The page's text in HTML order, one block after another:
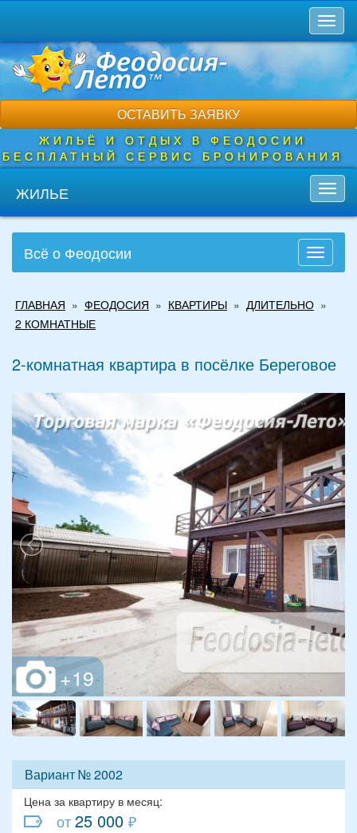
основному
содержанию
ОСТАВИТЬ ЗАЯВКУ
ЖИЛЬЁ И ОТДЫХ В ФЕОДОСИИ
БЕСПЛАТНЫЙ СЕРВИС БРОНИРОВАНИЯ
ЖИЛЬЕ
Toggle
Всё о Феодосии
здесь
ГЛАВНАЯ » ФЕОДОСИЯ » КВАРТИРЫ » ДЛИТЕЛЬНО »
2 КОМНАТНЫЕ
2-комнатная квартира в посёлке Береговое
Вариант № 2002
Цена за квартиру в месяц:
от25 000 ₽